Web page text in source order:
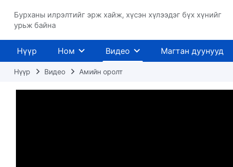
Бурханы илрэлтийг эрж хайж, хүсэн хүлээдэг бүх хүнийг
урьж байна
Нүүр Ном Видео Магтан дуунууд
Нүүр Видео Амийн оролт